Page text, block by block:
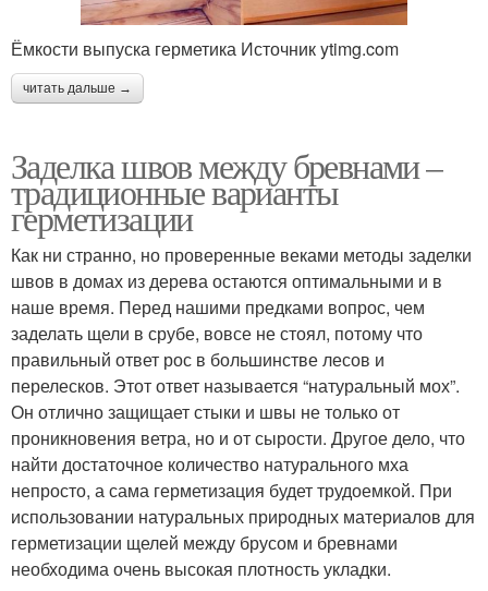
Ёмкости выпуска герметика Источник ytimg.com
читать дальше →
Заделка швов между бревнами –
традиционные варианты
герметизации
Как ни странно, но проверенные веками методы заделки
швов в домах из дерева остаются оптимальными и в
наше время. Перед нашими предками вопрос, чем
заделать щели в срубе, вовсе не стоял, потому что
правильный ответ рос в большинстве лесов и
перелесков. Этот ответ называется “натуральный мох”.
Он отлично защищает стыки и швы не только от
проникновения ветра, но и от сырости. Другое дело, что
найти достаточное количество натурального мха
непросто, а сама герметизация будет трудоемкой. При
использовании натуральных природных материалов для
герметизации щелей между брусом и бревнами
необходима очень высокая плотность укладки.